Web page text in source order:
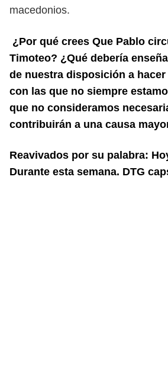
macedonios.
¿Por qué crees Que Pablo
Timoteo? ¿Qué debería
de nuestra disposición a
con las que no siempre
que no consideramos
contribuirán a una causa
Reavivados por su palabra:
Durante esta semana. DTG